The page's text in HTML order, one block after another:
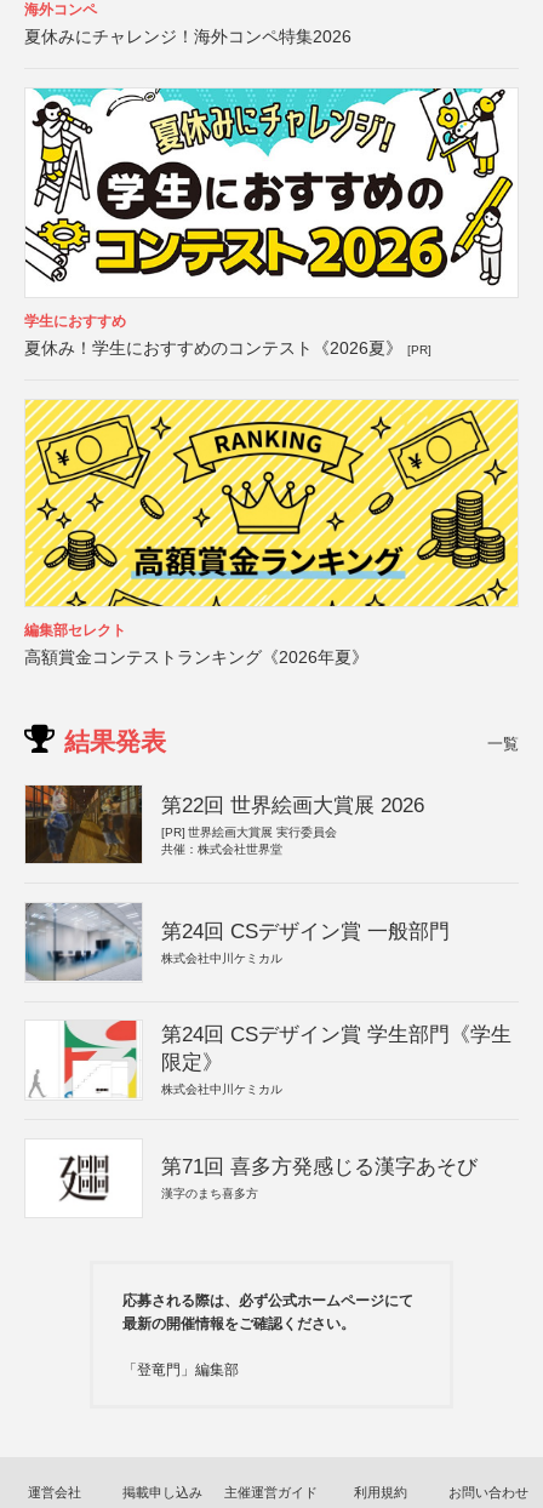
海外コンペ
夏休みにチャレンジ！海外コンペ特集2026
学生におすすめ
夏休み！学生におすすめのコンテスト《2026夏》 [PR]
編集部セレクト
高額賞金コンテストランキング《2026年夏》
結果発表 一覧
第22回 世界絵画大賞展 2026
[PR] 世界絵画大賞展 実行委員会
共催：株式会社世界堂
第24回 CSデザイン賞 一般部門
株式会社中川ケミカル
第24回 CSデザイン賞 学生部門《学生
限定》
株式会社中川ケミカル
第71回 喜多方発感じる漢字あそび
漢字のまち喜多方
応募される際は、必ず公式ホームページにて
最新の開催情報をご確認ください。
「登竜門」編集部
運営会社 掲載申し込み 主催運営ガイド 利用規約 お問い合わせ